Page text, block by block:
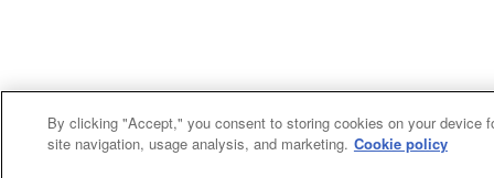
By clicking "Accept," you consent to storing cookies on your device
site navigation, usage analysis, and marketing. Cookie policy